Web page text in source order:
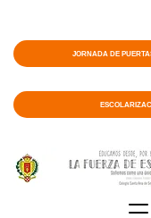
JORNADA DE